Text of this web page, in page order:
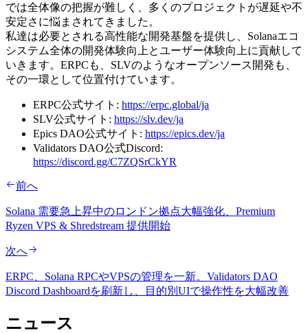
では全体像の把握が難しく、多くのプロジェクトが遅延や不
安定さに悩まされてきました。
私達は必要とされる高性能な開発基盤を提供し、Solanaエコ
システム全体の開発体験向上とユーザー体験向上に貢献して
いきます。ERPCも、SLVのようなオープンソース開発も、
その一環として位置付けています。
ERPC公式サイト: https://erpc.global/ja
SLV公式サイト: https://slv.dev/ja
Epics DAO公式サイト: https://epics.dev/ja
Validators DAO公式Discord:
https://discord.gg/C7ZQSrCkYR
前へ
Solana 需要急上昇中のロンドン拠点大幅強化、Premium
Ryzen VPS & Shredstream 提供開始
次へ
ERPC、Solana RPCやVPSの管理を一新。Validators DAO
Discord Dashboardを刷新し、目的別UIで操作性を大幅改善
ニュース